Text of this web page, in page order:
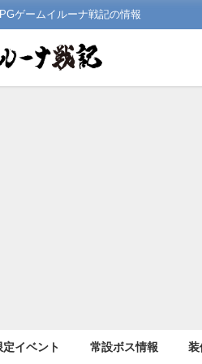
ゲームイルーナ戦記の情報
定イベント 常設ボス情報 装